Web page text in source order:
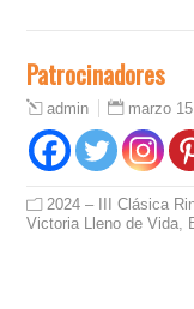
Patrocinadores
admin marzo
2024 – III Clásica
Victoria Lleno de Vida